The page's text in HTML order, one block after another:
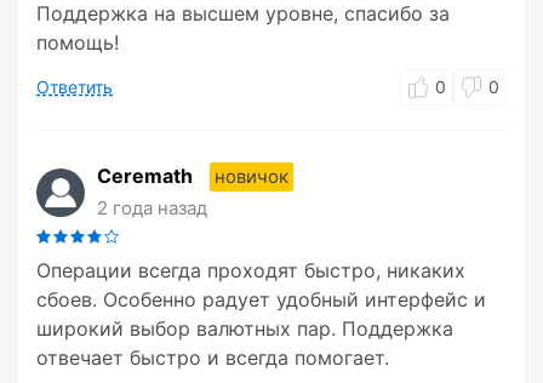
Поддержка на высшем уровне, спасибо за
помощь!
Ответить 0 0
Ceremath
новичок
2 года назад
Операции всегда проходят быстро, никаких
сбоев. Особенно радует удобный интерфейс и
широкий выбор валютных пар. Поддержка
отвечает быстро и всегда помогает.